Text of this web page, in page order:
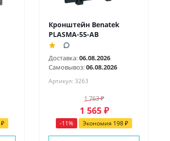
₽
Кронштейн Benatek
PLASMA-55-AB
Доставка:06.08.2026
Самовывоз:06.08.2026
Артикул: 3263
1 763₽
1 565₽
-11% Экономия 198₽